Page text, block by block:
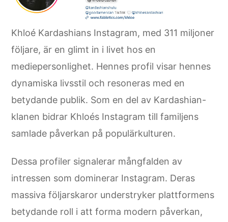
Khloé Kardashians Instagram, med 311 miljoner
följare, är en glimt in i livet hos en
mediepersonlighet. Hennes profil visar hennes
dynamiska livsstil och resoneras med en
betydande publik. Som en del av Kardashian-
klanen bidrar Khloés Instagram till familjens
samlade påverkan på populärkulturen.
Dessa profiler signalerar mångfalden av
intressen som dominerar Instagram. Deras
massiva följarskaror understryker plattformens
betydande roll i att forma modern påverkan,